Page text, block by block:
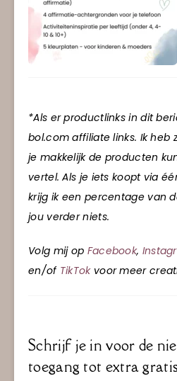
*Als er productlinks in dit
bol.com affiliate links. Ik heb
je makkelijk de producten
vertel. Als je iets koopt via
krijg ik een percentage van
jou verder niets.
Volg mij op Facebook,
en/of TikTokvoor meer
Schrijf je in voor de
toegang tot extra